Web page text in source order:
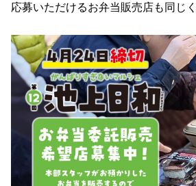
応募いただけるお弁当販売店も同じ